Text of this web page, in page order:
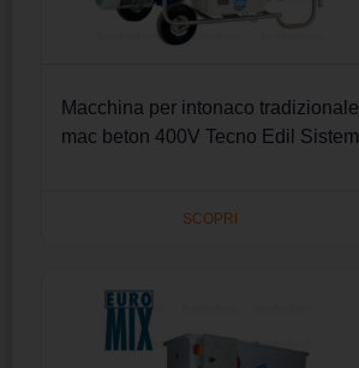
Macchina per intonaco tradizionale
mac beton 400V Tecno Edil Sistem
SCOPRI